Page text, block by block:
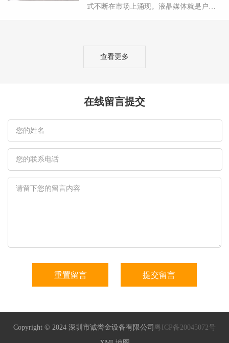
式不断在市场上涌现。液晶媒体就是户外
查看更多
在线留言提交
Copyright © 2024 深圳市诚誉金设备有限公司 粤ICP备20045072号